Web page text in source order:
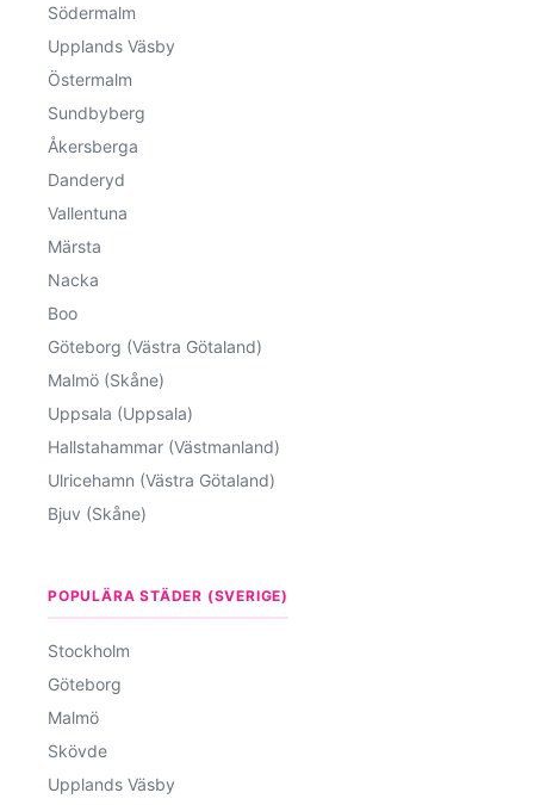
Södermalm
Upplands Väsby
Östermalm
Sundbyberg
Åkersberga
Danderyd
Vallentuna
Märsta
Nacka
Boo
Göteborg (Västra Götaland)
Malmö (Skåne)
Uppsala (Uppsala)
Hallstahammar (Västmanland)
Ulricehamn (Västra Götaland)
Bjuv (Skåne)
POPULÄRA STÄDER (SVERIGE)
Stockholm
Göteborg
Malmö
Skövde
Upplands Väsby